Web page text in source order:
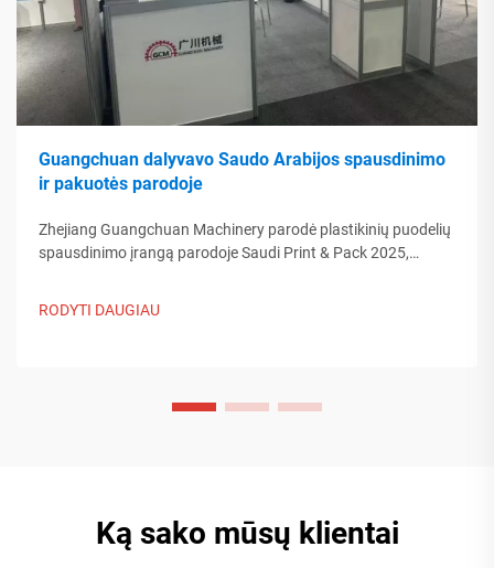
Guangchuan dalyvavo Saudo Arabijos spausdinimo
ir pakuotės parodoje
Zhejiang Guangchuan Machinery parodė plastikinių puodelių
spausdinimo įrangą parodoje Saudi Print & Pack 2025,
RODYTI DAUGIAU
Ką sako mūsų klientai